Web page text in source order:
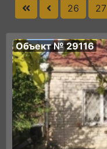
26 27
Объект № 29116